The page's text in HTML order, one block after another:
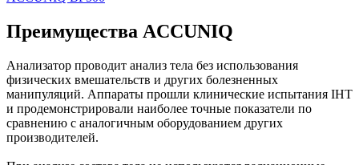
Преимущества ACCUNIQ
Анализатор проводит анализ тела без использования
физических вмешательств и других болезненных
манипуляций. Аппараты прошли клинические испытания IHT
и продемонстрировали наиболее точные показатели по
сравнению с аналогичным оборудованием других
производителей.